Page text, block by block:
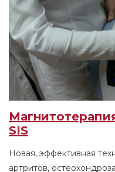
SIS
Новая, эффективная
артритов,